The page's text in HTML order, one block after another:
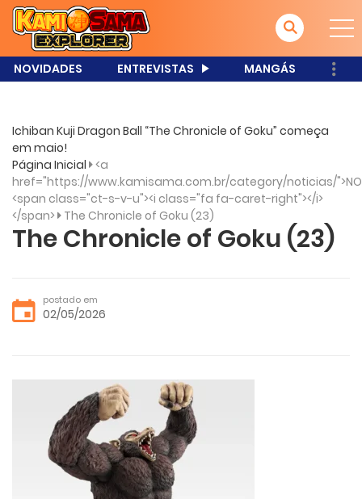
NOVIDADES ENTREVISTAS MANGÁS
Ichiban Kuji Dragon Ball “The Chronicle of Goku” começa
em maio!
Página Inicial <a
href="https://www.kamisama.com.br/category/noticias/
<span class="ct-s-v-u"><i class="fa fa-caret-right"></i>
</span> The Chronicle of Goku (23)
The Chronicle of Goku (23)
postado em
02/05/2026